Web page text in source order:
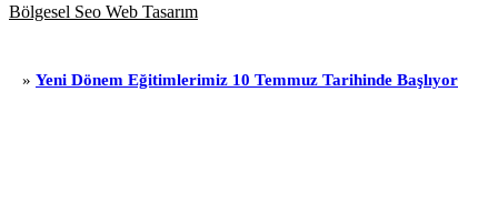
Bölgesel Seo Web Tasarım
Dönem Eğitimlerimiz 10 Temmuz Tarihinde Başlıyor